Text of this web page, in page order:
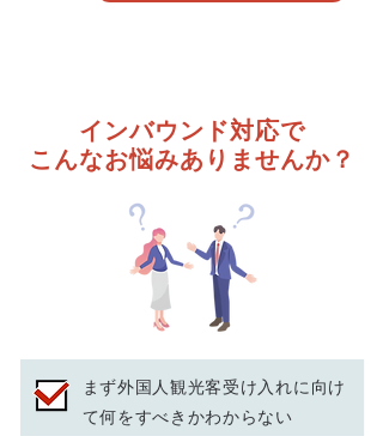
インバウンド対応で
こんなお悩みありませんか？
​まず外国人観光客受け入れに向け
て何をすべきかわからない